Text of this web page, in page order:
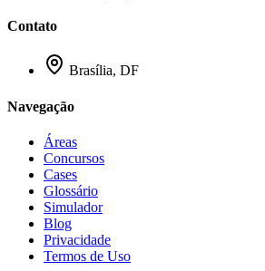
Contato
Brasília, DF
Navegação
Áreas
Concursos
Cases
Glossário
Simulador
Blog
Privacidade
Termos de Uso